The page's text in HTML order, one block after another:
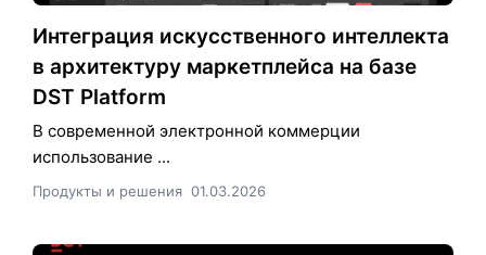
Интеграция искусственного интеллекта
в архитектуру маркетплейса на базе
DST Platform
В современной электронной коммерции
использование ...
Продукты и решения 01.03.2026